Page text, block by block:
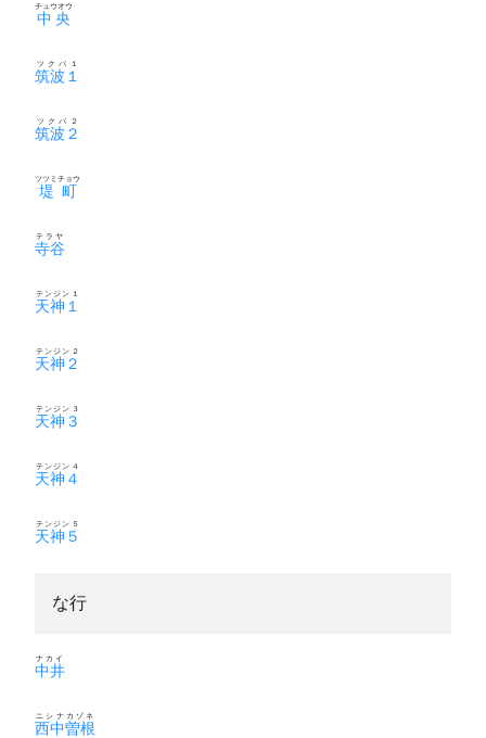
中央
チュウオウ
筑波１
ツクバ１
筑波２
ツクバ２
堤町
ツツミチョウ
寺谷
テラヤ
天神１
テンジン１
天神２
テンジン２
天神３
テンジン３
天神４
テンジン４
天神５
テンジン５
な行
中井
ナカイ
西中曽根
ニシナカゾネ